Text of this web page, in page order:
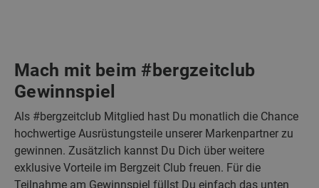
Mach mit beim #bergzeitclub
Gewinnspiel
Als #bergzeitclub Mitglied hast Du monatlich die Chance
hochwertige Ausrüstungsteile unserer Markenpartner zu
gewinnen. Zusätzlich kannst Du Dich über weitere
exklusive Vorteile im Bergzeit Club freuen. Für die
Teilnahme am Gewinnspiel füllst Du einfach das unten